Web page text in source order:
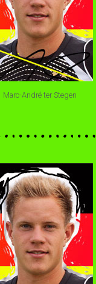
Marc-André ter Stegen